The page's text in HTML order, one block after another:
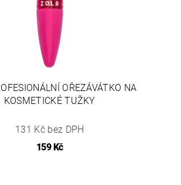
OŘEZÁVÁTKO NA
KOSMETICKÉ TUŽKY
131 Kč bez DPH
159 Kč